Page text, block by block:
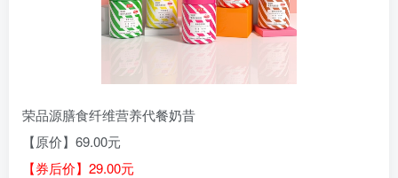
荣品源膳食纤维营养代餐奶昔
【原价】69.00元
【券后价】29.00元